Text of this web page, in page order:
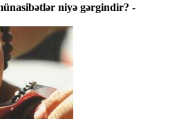
niyə gərgindir? -